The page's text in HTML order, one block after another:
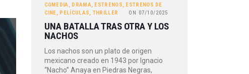
COMEDIA DRAMA ESTRENOS
ESTRENOS DE
CINE
PELÍCULAS THRILLER ON 07/10/2025
UNA BATALLA TRAS OTRA Y LOS
NACHOS
Los nachos son un plato de origen
mexicano creado en 1943 por Ignacio
“Nacho” Anaya en Piedras Negras,